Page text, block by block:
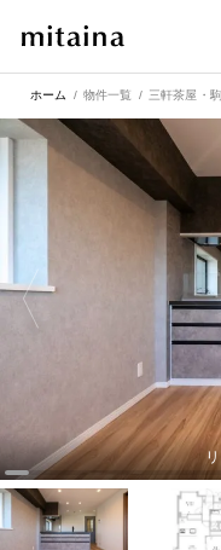
ホーム 物件一覧 三軒茶屋・